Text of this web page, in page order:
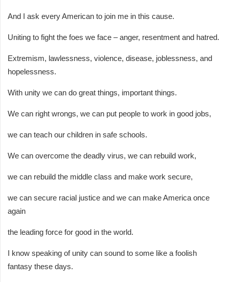
And I ask every American to join me in this cause.
Uniting to fight the foes we face – anger, resentment and hatred.
Extremism, lawlessness, violence, disease, joblessness, and
hopelessness.
With unity we can do great things, important things.
We can right wrongs, we can put people to work in good jobs,
we can teach our children in safe schools.
We can overcome the deadly virus, we can rebuild work,
we can rebuild the middle class and make work secure,
we can secure racial justice and we can make America once
again
the leading force for good in the world.
I know speaking of unity can sound to some like a foolish
fantasy these days.